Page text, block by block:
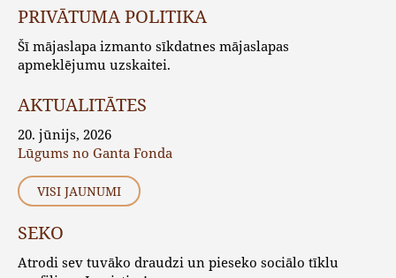
PRIVĀTUMA POLITIKA
Šī mājaslapa izmanto sīkdatnes mājaslapas
apmeklējumu uzskaitei.
AKTUALITĀTES
20. jūnijs, 2026
Lūgums no Ganta Fonda
VISI JAUNUMI
SEKO
Atrodi sev tuvāko draudzi un pieseko sociālo tīklu